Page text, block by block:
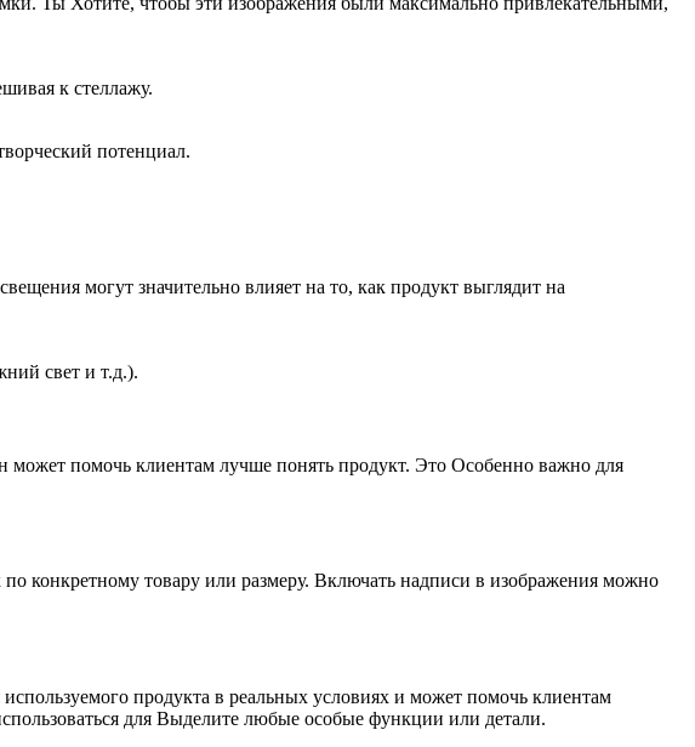
к стеллажу.
потенциал.
могут значительно влияет на то, как продукт выглядит на
свет и т.д.).
может помочь клиентам лучше понять продукт. Это Особенно важно для
конкретному товару или размеру. Включать надписи в изображения можно
продукта в реальных условиях и может помочь клиентам
для Выделите любые особые функции или детали.